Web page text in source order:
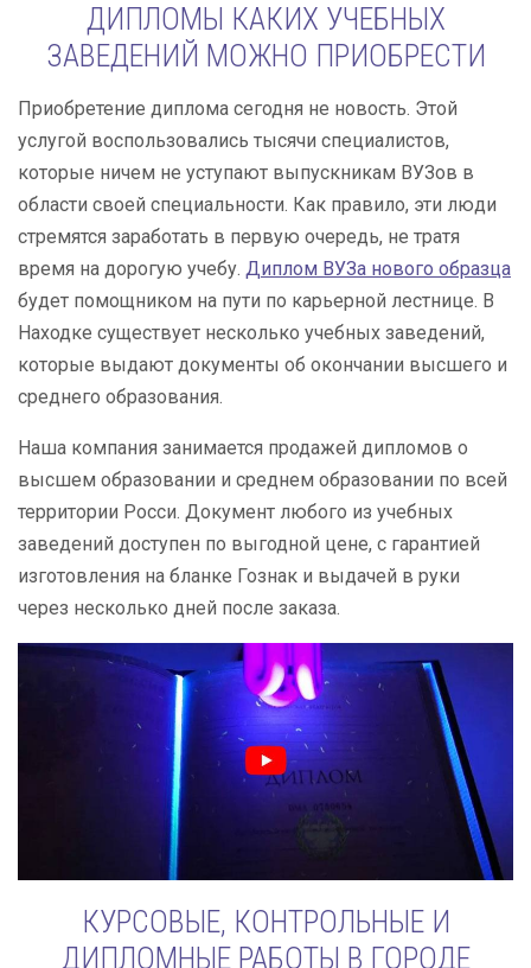
ДИПЛОМЫ КАКИХ УЧЕБНЫХ
ЗАВЕДЕНИЙ МОЖНО ПРИОБРЕСТИ
Приобретение диплома сегодня не новость. Этой
услугой воспользовались тысячи специалистов,
которые ничем не уступают выпускникам ВУЗов в
области своей специальности. Как правило, эти люди
стремятся заработать в первую очередь, не тратя
время на дорогую учебу. Диплом ВУЗа нового образца
будет помощником на пути по карьерной лестнице. В
Находке существует несколько учебных заведений,
которые выдают документы об окончании высшего и
среднего образования.
Наша компания занимается продажей дипломов о
высшем образовании и среднем образовании по всей
территории Росси. Документ любого из учебных
заведений доступен по выгодной цене, с гарантией
изготовления на бланке Гознак и выдачей в руки
через несколько дней после заказа.
КУРСОВЫЕ, КОНТРОЛЬНЫЕ И
ДИПЛОМНЫЕ РАБОТЫ В ГОРОДЕ